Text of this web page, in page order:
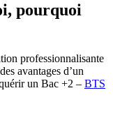
pourquoi
professionnalisante
avantages d’un
un Bac +2 – BTS